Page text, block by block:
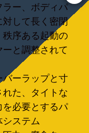
ー、ボディパ
して長く密閉
序ある起動の
と調整されて
ーラップと寸
た、タイトな
必要とするパ
ステム